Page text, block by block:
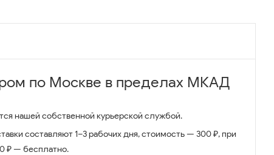
по Москве в пределах МКАД
нашей собственной курьерской службой.
составляют 1–3 рабочих дня, стоимость — 300 ₽, при
₽ — бесплатно.